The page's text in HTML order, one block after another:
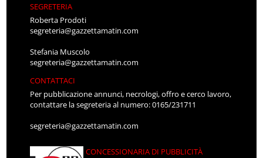
SEGRETERIA
Roberta Prodoti
segreteria@gazzettamatin.com
Stefania Muscolo
segreteria@gazzettamatin.com
CONTATTACI
Per pubblicazione annunci, necrologi, offro e cerco lavoro,
contattare la segreteria al numero: 0165/231711
segreteria@gazzettamatin.com
CONCESSIONARIA DI PUBBLICITÀ